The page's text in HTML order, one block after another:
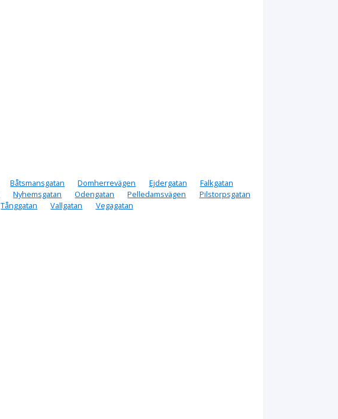
Båtsmansgatan Domherrevägen Ejdergatan
Falkgatan
Nyhemsgatan Odengatan Pelledamsvägen
Pilstorpsgatan
Tånggatan Vallgatan Vegagatan